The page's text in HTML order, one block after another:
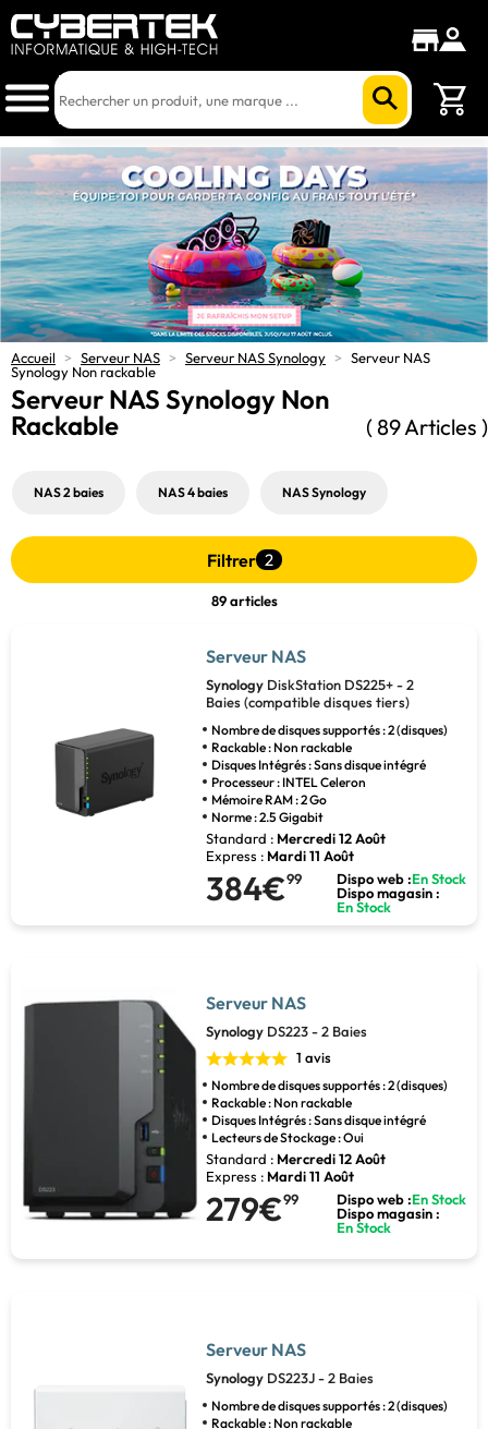
Accueil > Serveur NAS > Serveur NAS Synology > Serveur NAS
Synology Non rackable
Serveur NAS Synology Non
Rackable
( 89 Articles )
NAS 2 baies NAS 4 baies NAS Synology
Filtrer 2
89 articles
Serveur NAS
Synology DiskStation DS225+ - 2
Baies (compatible disques tiers)
Nombre de disques supportés : 2 (disques)
Rackable : Non rackable
Disques Intégrés : Sans disque intégré
Processeur : INTEL Celeron
Mémoire RAM : 2 Go
Norme : 2.5 Gigabit
Standard : Mercredi 12 Août
Express : Mardi 11 Août
384€99 Dispo web :En Stock
Dispo magasin :
En Stock
Serveur NAS
Synology DS223 - 2 Baies
1 avis
Nombre de disques supportés : 2 (disques)
Rackable : Non rackable
Disques Intégrés : Sans disque intégré
Lecteurs de Stockage : Oui
Standard : Mercredi 12 Août
Express : Mardi 11 Août
279€99 Dispo web :En Stock
Dispo magasin :
En Stock
Serveur NAS
Synology DS223J - 2 Baies
Nombre de disques supportés : 2 (disques)
Rackable : Non rackable